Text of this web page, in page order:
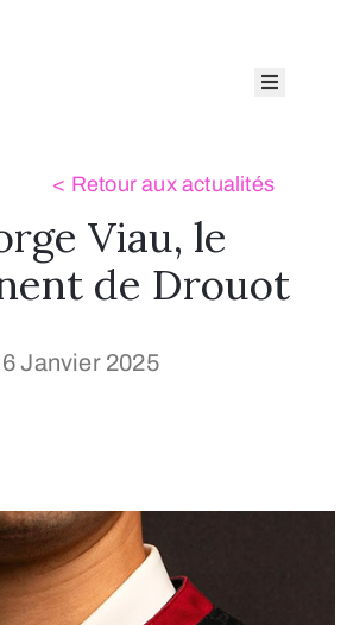
Viau, le
de Drouot
6 Janvier 2025